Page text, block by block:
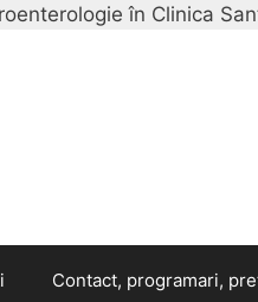
în Clinica
Contact, programari,